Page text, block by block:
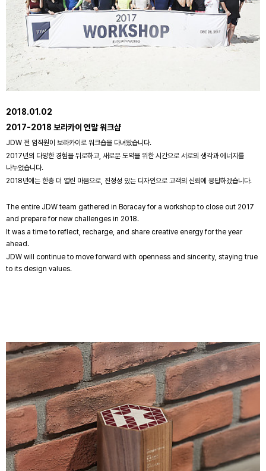
2018.01.02
2017-2018 보라카이 연말 워크샵
JDW 전 임직원이 보라카이로 워크숍을 다녀왔습니다.
2017년의 다양한 경험을 뒤로하고, 새로운 도약을 위한 시간으로 서로의 생각과 에너지를
나누었습니다.
2018년에는 한층 더 열린 마음으로, 진정성 있는 디자인으로 고객의 신뢰에 응답하겠습니다.
The entire JDW team gathered in Boracay for a workshop to close out 2017
and prepare for new challenges in 2018.
It was a time to reflect, recharge, and share creative energy for the year
ahead.
JDW will continue to move forward with openness and sincerity, staying true
to its design values.